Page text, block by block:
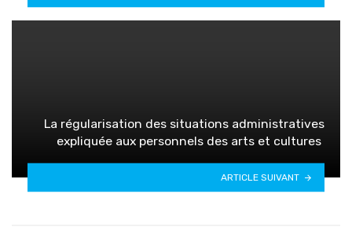
La régularisation des situations administratives
expliquée aux personnels des arts et cultures
ARTICLE SUIVANT